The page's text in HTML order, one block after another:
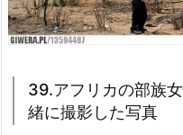
39.アフリカの部族
緒に撮影した写真